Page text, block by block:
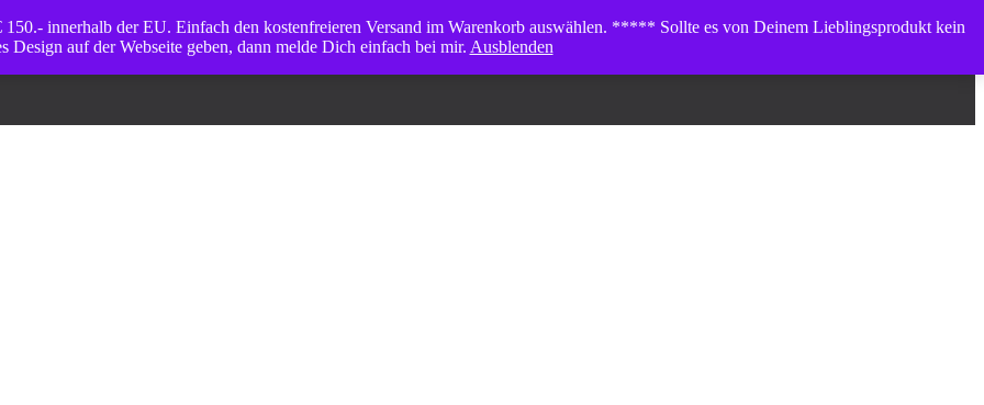
innerhalb der EU. Einfach den kostenfreieren Versand im Warenkorb auswählen. ***** Sollte es von Deinem Lieblingsprodukt kein
Design auf der Webseite geben, dann melde Dich einfach bei mir. Ausblenden